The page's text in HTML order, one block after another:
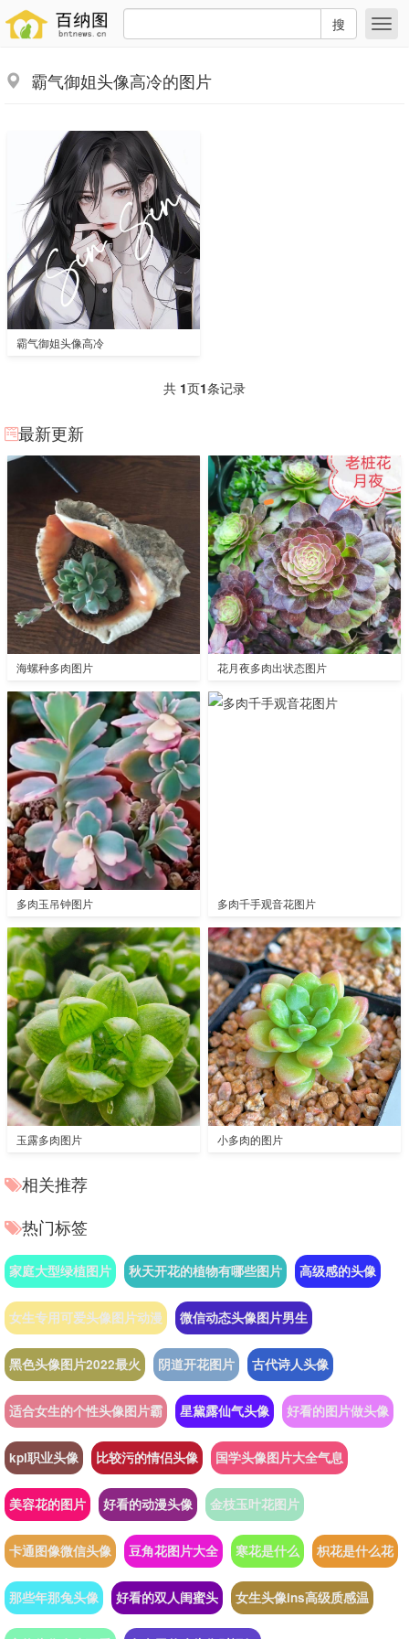
搜
霸气御姐头像高冷的图片
霸气御姐头像高冷
共 1页1条记录
最新更新
海螺种多肉图片 花月夜多肉出状态图片
多肉玉吊钟图片 多肉千手观音花图片
玉露多肉图片 小多肉的图片
相关推荐
热门标签
家庭大型绿植图片 秋天开花的植物有哪些图片 高级感的头像
女生专用可爱头像图片动漫 微信动态头像图片男生
黑色头像图片2022最火 阴道开花图片 古代诗人头像
适合女生的个性头像图片霸 星黛露仙气头像 好看的图片做头像
kpl职业头像 比较污的情侣头像 国学头像图片大全气息
美容花的图片 好看的动漫头像 金枝玉叶花图片
卡通图像微信头像 豆角花图片大全 寒花是什么 枳花是什么花
那些年那兔头像 好看的双人闺蜜头 女生头像ins高级质感温